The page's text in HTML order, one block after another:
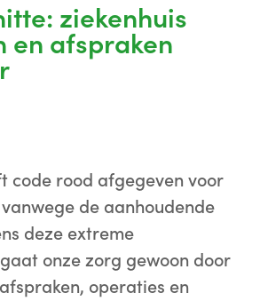
ziekenhuis
en afspraken
code rood afgegeven voor
de aanhoudende
deze extreme
onze zorg gewoon door
operaties en